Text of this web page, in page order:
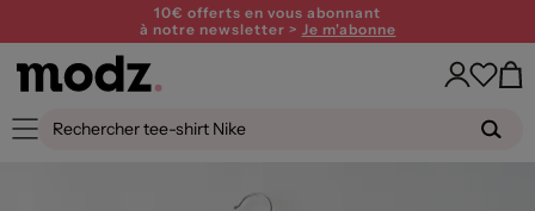
10€ offerts en vous abonnant
à notre newsletter > Je m'abonne